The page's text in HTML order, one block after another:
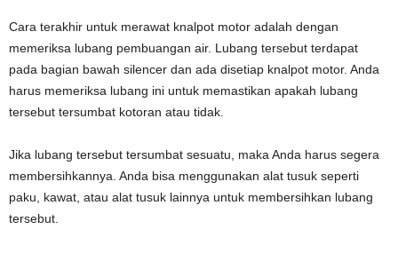
Cara terakhir untuk merawat knalpot motor adalah dengan
memeriksa lubang pembuangan air. Lubang tersebut terdapat
pada bagian bawah silencer dan ada disetiap knalpot motor. Anda
harus memeriksa lubang ini untuk memastikan apakah lubang
tersebut tersumbat kotoran atau tidak.
Jika lubang tersebut tersumbat sesuatu, maka Anda harus segera
membersihkannya. Anda bisa menggunakan alat tusuk seperti
paku, kawat, atau alat tusuk lainnya untuk membersihkan lubang
tersebut.